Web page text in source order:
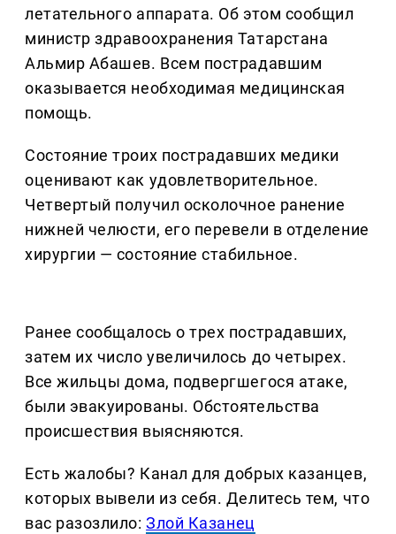
летательного аппарата. Об этом сообщил
министр здравоохранения Татарстана
Альмир Абашев. Всем пострадавшим
оказывается необходимая медицинская
помощь.
Состояние троих пострадавших медики
оценивают как удовлетворительное.
Четвертый получил осколочное ранение
нижней челюсти, его перевели в отделение
хирургии — состояние стабильное.
Ранее сообщалось о трех пострадавших,
затем их число увеличилось до четырех.
Все жильцы дома, подвергшегося атаке,
были эвакуированы. Обстоятельства
происшествия выясняются.
Есть жалобы? Канал для добрых казанцев,
которых вывели из себя. Делитеcь тем, что
вас разозлило:Злой Казанец